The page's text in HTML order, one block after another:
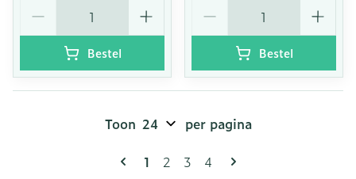
Bestel Bestel
Pagina's
U lees momenteel pagina
1 Pagina
2 Pagina
3 Pagina
4
Toon per pagina